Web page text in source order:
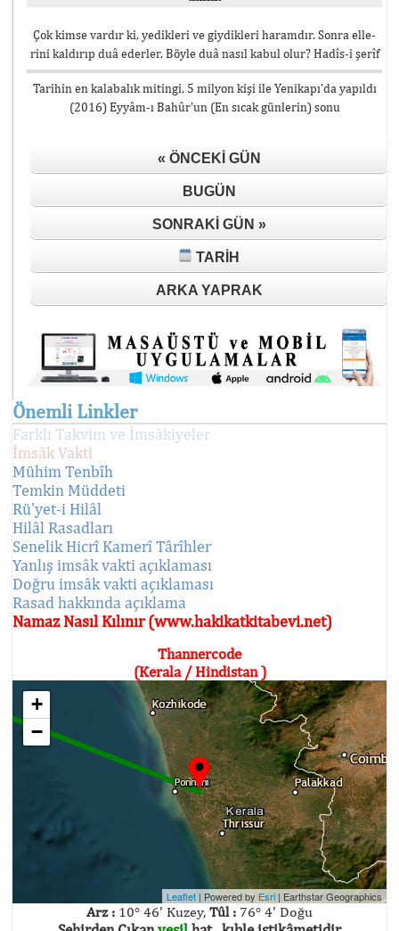
Çok kimse vardır ki, yedikleri ve giydikleri haramdır. Sonra elle-
rini kaldırıp duâ ederler. Böyle duâ nasıl kabul olur? Hadîs-i şerîf
Tarihin en kalabalık mitingi, 5 milyon kişi ile Yenikapı’da yapıldı
(2016) Eyyâm-ı Bahûr’un (En sıcak günlerin) sonu
« ÖNCEKI GÜN
BUGÜN
SONRAKI GÜN »
TARIH
ARKA YAPRAK
Önemli Linkler
Farklı Takvim ve İmsâkiyeler
İmsâk Vakti
Mühim Tenbîh
Temkin Müddeti
Rü'yet-i Hilâl
Hilâl Rasadları
Senelik Hicrî Kamerî Târîhler
Yanlış imsâk vakti açıklaması
Doğru imsâk vakti açıklaması
Rasad hakkında açıklama
Namaz Nasıl Kılınır (www.hakikatkitabevi.net)
Thannercode
(Kerala / Hindistan )
+
−
Leaflet | Powered by Esri | Earthstar Geographics
Arz : 10° 46' Kuzey, Tûl : 76° 4' Doğu